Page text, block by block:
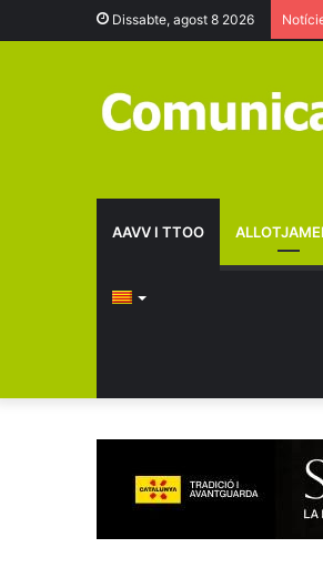
Dissabte, agost 8 2026
AAVV I TTOO